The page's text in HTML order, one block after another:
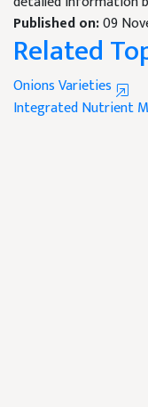
Published on:09
Related
Onions Varieties
Integrated Nutrient